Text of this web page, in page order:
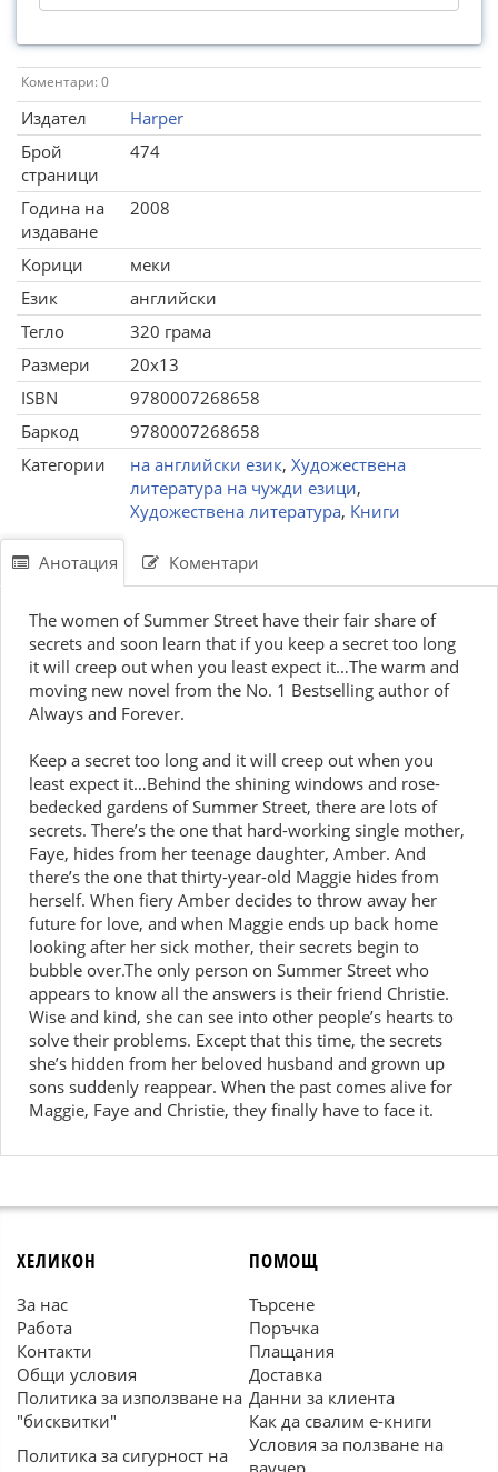
Коментари: 0
Издател
Harper
Брой
страници
474
Година на
издаване
2008
Корици
меки
Език
английски
Тегло
320 грама
Размери
20x13
ISBN
9780007268658
Баркод
9780007268658
Категории
на английски език, Художествена
литература на чужди езици,
Художествена литература, Книги
Анотация Коментари
The women of Summer Street have their fair share of
secrets and soon learn that if you keep a secret too long
it will creep out when you least expect it…The warm and
moving new novel from the No. 1 Bestselling author of
Always and Forever.
Keep a secret too long and it will creep out when you
least expect it…Behind the shining windows and rose-
bedecked gardens of Summer Street, there are lots of
secrets. There’s the one that hard-working single mother,
Faye, hides from her teenage daughter, Amber. And
there’s the one that thirty-year-old Maggie hides from
herself. When fiery Amber decides to throw away her
future for love, and when Maggie ends up back home
looking after her sick mother, their secrets begin to
bubble over.The only person on Summer Street who
appears to know all the answers is their friend Christie.
Wise and kind, she can see into other people’s hearts to
solve their problems. Except that this time, the secrets
she’s hidden from her beloved husband and grown up
sons suddenly reappear. When the past comes alive for
Maggie, Faye and Christie, they finally have to face it.
ХЕЛИКОН
За нас
Работа
Контакти
Общи условия
Политика за използване на
"бисквитки"
Политика за сигурност на
ПОМОЩ
Търсене
Поръчка
Плащания
Доставка
Данни за клиента
Как да свалим е-книги
Условия за ползване на
ваучер